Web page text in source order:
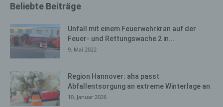
Beliebte Beiträge
Unfall mit einem Feuerwehrkran auf der
Feuer- und Rettungswache 2 in...
9. Mai 2022
Region Hannover: aha passt
Abfallentsorgung an extreme Winterlage an
10. Januar 2026
zugreifenden Systems und (8) sonstige ähnliche Daten
Angriffen auf unsere informationstechnologischen
Systeme dienen.
Bei der Nutzung dieser allgemeinen Daten und
Informationen ziehen wird keine Rückschlüsse auf die
betroffene Person. Diese Informationen werden vielmehr
benötigt, um (1) die Inhalte unserer Internetseite korrekt
auszuliefern, (2) die Inhalte unserer Internetseite sowie